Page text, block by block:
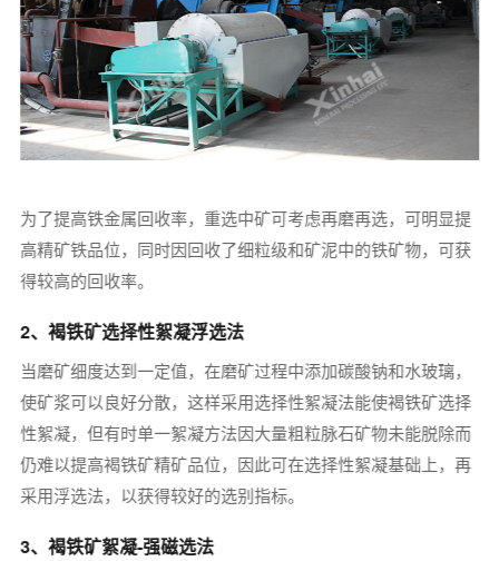
为了提高铁金属回收率，重选中矿可考虑再磨再选，可明显提
高精矿铁品位，同时因回收了细粒级和矿泥中的铁矿物，可获
得较高的回收率。
2、褐铁矿选择性絮凝浮选法
当磨矿细度达到一定值，在磨矿过程中添加碳酸钠和水玻璃，
使矿浆可以良好分散，这样采用选择性絮凝法能使褐铁矿选择
性絮凝，但有时单一絮凝方法因大量粗粒脉石矿物未能脱除而
仍难以提高褐铁矿精矿品位，因此可在选择性絮凝基础上，再
采用浮选法，以获得较好的选别指标。
3、褐铁矿絮凝-强磁选法